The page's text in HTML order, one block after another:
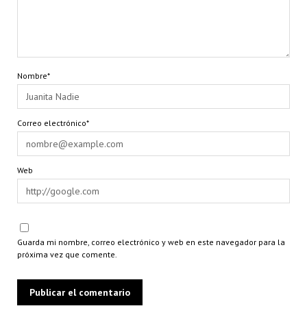
Nombre*
Correo electrónico*
Web
Guarda mi nombre, correo electrónico y web en este navegador para la
próxima vez que comente.